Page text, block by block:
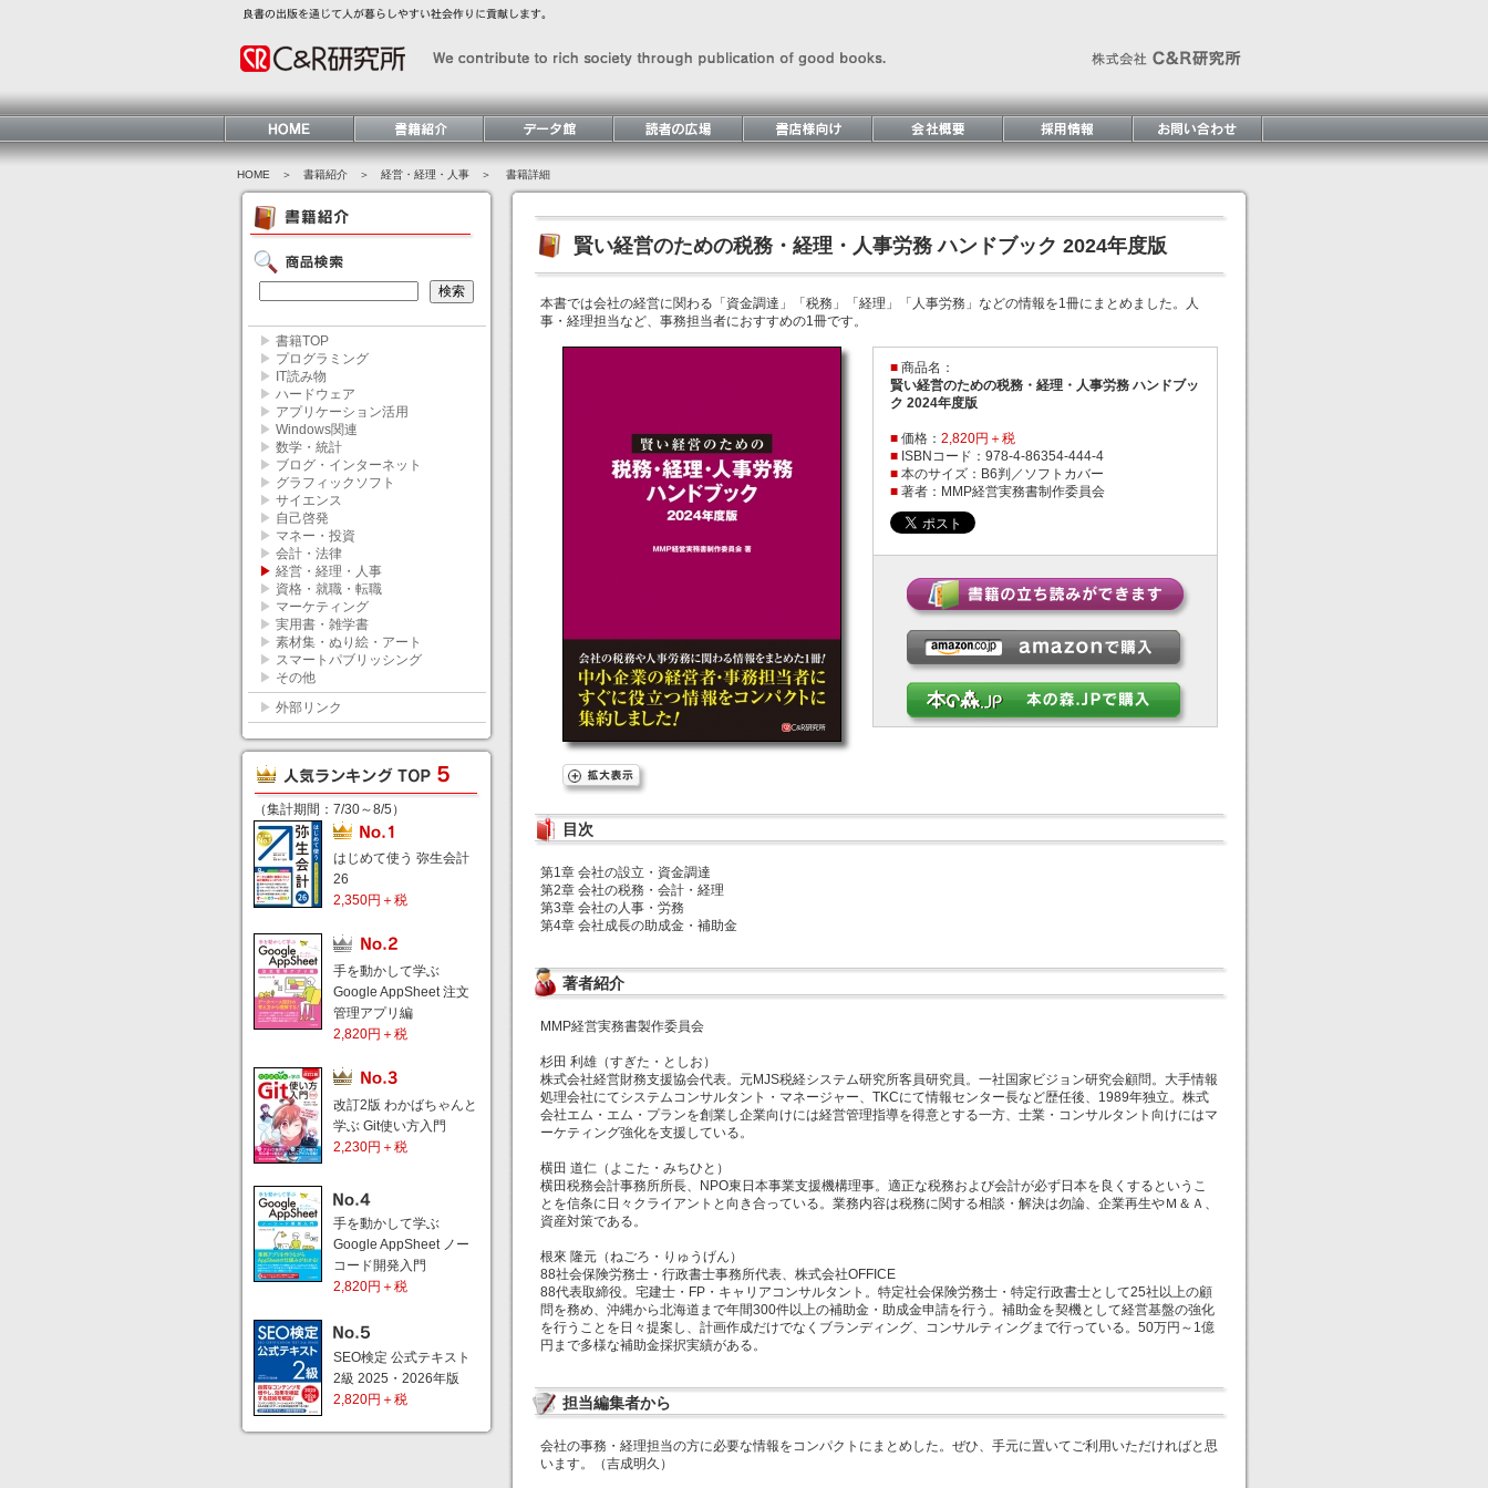
HOME ＞ 書籍紹介 ＞ 経営・経理・人事＞ 書籍詳細
▶ 書籍TOP
▶ プログラミング
▶
IT読み物
▶ ハードウェア
▶ アプリケーション活用
▶ Windows関連
▶ 数学・統計
▶ ブログ・インターネット
▶ グラフィックソフト
▶ サイエンス
▶ 自己啓発
▶ マネー・投資
▶ 会計・法律
▶ 経営・経理・人事
▶ 資格・就職・転職
▶ マーケティング
▶ 実用書・雑学書
▶ 素材集・ぬり絵・アート
▶ スマートパブリッシング
▶ その他
▶ 外部リンク
（集計期間：7/30～8/5）
はじめて使う 弥生会計
26
2,350円＋税
手を動かして学ぶ
Google AppSheet 注文
管理アプリ編
2,820円＋税
改訂2版 わかばちゃんと
学ぶ Git使い方入門
2,230円＋税
手を動かして学ぶ
Google AppSheet ノー
コード開発入門
2,820円＋税
SEO検定 公式テキスト
2級 2025・2026年版
2,820円＋税
賢い経営のための税務・経理・人事労務 ハンドブック 2024年度版
本書では会社の経営に関わる「資金調達」「税務」「経理」「人事労務」などの情報を1冊にまとめました。人
事・経理担当など、事務担当者におすすめの1冊です。
■商品名：
賢い経営のための税務・経理・人事労務 ハンドブッ
ク 2024年度版
■価格： 2,820円＋税
■ISBNコード：978-4-86354-444-4
■本のサイズ：B6判／ソフトカバー
■著者：MMP経営実務書制作委員会
目次
第1章 会社の設立・資金調達
第2章 会社の税務・会計・経理
第3章 会社の人事・労務
第4章 会社成長の助成金・補助金
著者紹介
MMP経営実務書製作委員会
杉田 利雄（すぎた・としお）
株式会社経営財務支援協会代表。元MJS税経システム研究所客員研究員。一社国家ビジョン研究会顧問。大手情報
処理会社にてシステムコンサルタント・マネージャー、TKCにて情報センター長など歴任後、1989年独立。株式
会社エム・エム・プランを創業し企業向けには経営管理指導を得意とする一方、士業・コンサルタント向けにはマ
ーケティング強化を支援している。
横田 道仁（よこた・みちひと）
横田税務会計事務所所長、NPO東日本事業支援機構理事。適正な税務および会計が必ず日本を良くするというこ
とを信条に日々クライアントと向き合っている。業務内容は税務に関する相談・解決は勿論、企業再生やＭ＆Ａ、
資産対策である。
根來 隆元（ねごろ・りゅうげん）
88社会保険労務士・行政書士事務所代表、株式会社OFFICE
88代表取締役。宅建士・FP・キャリアコンサルタント。特定社会保険労務士・特定行政書士として25社以上の顧
問を務め、沖縄から北海道まで年間300件以上の補助金・助成金申請を行う。補助金を契機として経営基盤の強化
を行うことを日々提案し、計画作成だけでなくブランディング、コンサルティングまで行っている。50万円～1億
円まで多様な補助金採択実績がある。
担当編集者から
会社の事務・経理担当の方に必要な情報をコンパクトにまとめした。ぜひ、手元に置いてご利用いただければと思
います。（吉成明久）